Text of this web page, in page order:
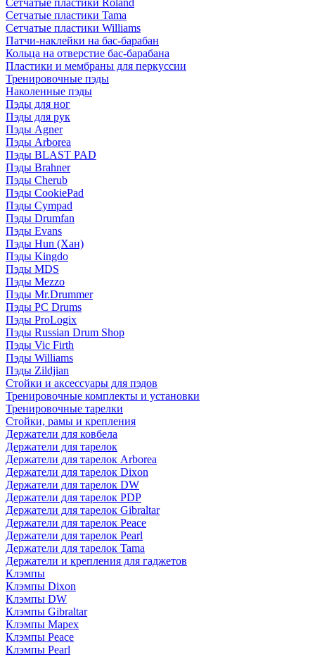
Сетчатые пластики Roland
Сетчатые пластики Tama
Сетчатые пластики Williams
Патчи-наклейки на бас-барабан
Кольца на отверстие бас-барабана
Пластики и мембраны для перкуссии
Тренировочные пэды
Наколенные пэды
Пэды для ног
Пэды для рук
Пэды Agner
Пэды Arborea
Пэды BLAST PAD
Пэды Brahner
Пэды Cherub
Пэды CookiePad
Пэды Cympad
Пэды Drumfan
Пэды Evans
Пэды Hun (Хан)
Пэды Kingdo
Пэды MDS
Пэды Mezzo
Пэды Mr.Drummer
Пэды PC Drums
Пэды ProLogix
Пэды Russian Drum Shop
Пэды Vic Firth
Пэды Williams
Пэды Zildjian
Стойки и аксессуары для пэдов
Тренировочные комплекты и установки
Тренировочные тарелки
Стойки, рамы и крепления
Держатели для ковбела
Держатели для тарелок
Держатели для тарелок Arborea
Держатели для тарелок Dixon
Держатели для тарелок DW
Держатели для тарелок PDP
Держатели для тарелок Gibraltar
Держатели для тарелок Peace
Держатели для тарелок Pearl
Держатели для тарелок Tama
Держатели и крепления для гаджетов
Клэмпы
Клэмпы Dixon
Клэмпы DW
Клэмпы Gibraltar
Клэмпы Mapex
Клэмпы Peace
Клэмпы Pearl